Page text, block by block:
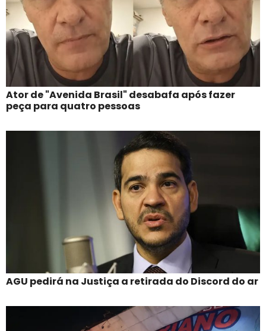
Ator de "Avenida Brasil" desabafa após fazer
peça para quatro pessoas
AGU pedirá na Justiça a retirada do Discord do ar